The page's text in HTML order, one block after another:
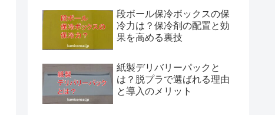
段ボール保冷ボックスの保
冷力は？保冷剤の配置と効
果を高める裏技
紙製デリバリーパックと
は？脱プラで選ばれる理由
と導入のメリット